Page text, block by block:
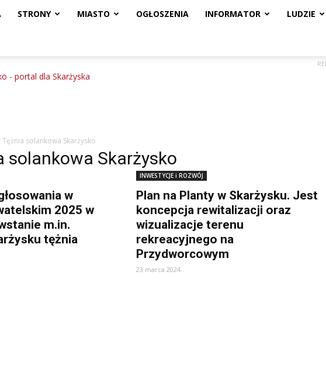
STRONY MIASTO OGŁOSZENIA INFORMATOR LUDZIE
Tężnia solankowa Skarżysko
solankowa Skarżysko
w
2025 w
m.in.
tężnia
INWESTYCJE i ROZWÓJ
Plan na Planty w Skarżysku. Jest
koncepcja rewitalizacji oraz
wizualizacje terenu
rekreacyjnego na
Przydworcowym
23 marca 2024